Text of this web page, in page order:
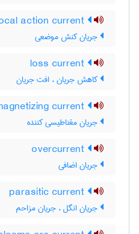
جریان کنش موضعی
کاهش جریان ، افت جریان
جریان مغناطیسی کننده
جریان اضافی
جریان انگل ، جریان مزاحم